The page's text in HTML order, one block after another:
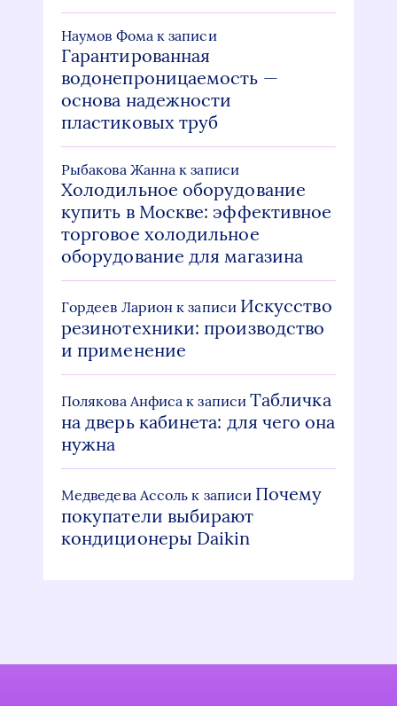
Наумов Фома к записи
Гарантированная
водонепроницаемость —
основа надежности
пластиковых труб
Рыбакова Жанна к записи
Холодильное оборудование
купить в Москве: эффективное
торговое холодильное
оборудование для магазина
Гордеев Ларион к записи Искусство
резинотехники: производство
и применение
Полякова Анфиса к записиТабличка
на дверь кабинета: для чего она
нужна
Медведева Ассоль к записи Почему
покупатели выбирают
кондиционеры Daikin